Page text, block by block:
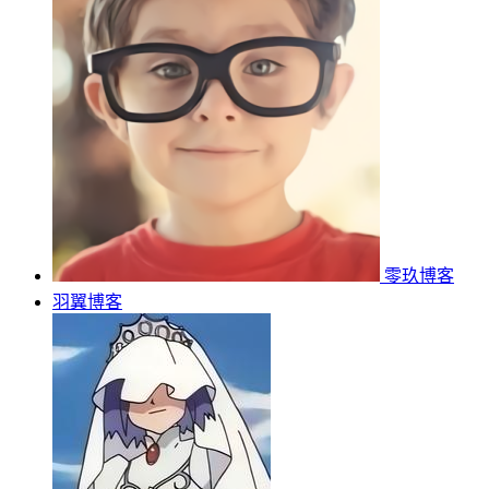
零玖博客
羽翼博客